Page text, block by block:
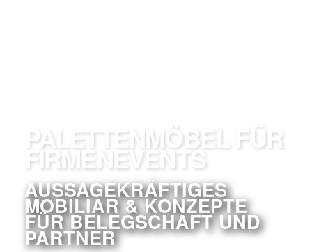
PALETTENMÖBEL FÜR
FIRMENEVENTS
AUSSAGEKRÄFTIGES
MOBILIAR & KONZEPTE
FÜR BELEGSCHAFT UND
PARTNER